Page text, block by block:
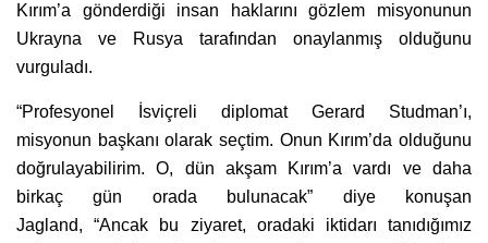
Kırım’a gönderdiği insan haklarını gözlem misyonunun
Ukrayna ve Rusya tarafından onaylanmış olduğunu
vurguladı.
“Profesyonel İsviçreli diplomat Gerard Studman’ı,
misyonun başkanı olarak seçtim. Onun Kırım’da olduğunu
doğrulayabilirim. O, dün akşam Kırım’a vardı ve daha
birkaç gün orada bulunacak” diye konuşan
Jagland,“Ancak bu ziyaret, oradaki iktidarı tanıdığımız